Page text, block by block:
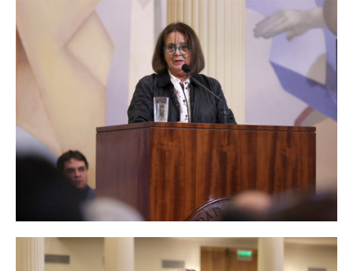
La Prorrectora (S) Leonor Armanet, saludó a los académicos y
académicas que fueron elegidos como custodios de las claves,
“contribuyendo a la transparencia y confiabilidad de este proceso”.